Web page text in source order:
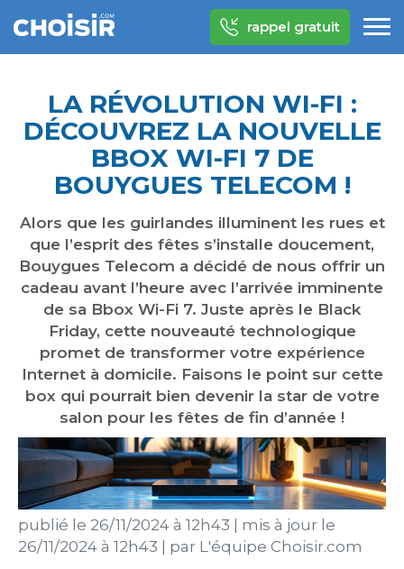
rappel gratuit
LA RÉVOLUTION WI-FI :
DÉCOUVREZ LA NOUVELLE
BBOX WI-FI 7 DE
BOUYGUES TELECOM !
Alors que les guirlandes illuminent les rues et
que l’esprit des fêtes s’installe doucement,
Bouygues Telecom a décidé de nous offrir un
cadeau avant l’heure avec l’arrivée imminente
de sa Bbox Wi-Fi 7. Juste après le Black
Friday, cette nouveauté technologique
promet de transformer votre expérience
Internet à domicile. Faisons le point sur cette
box qui pourrait bien devenir la star de votre
salon pour les fêtes de fin d’année !
publié le 26/11/2024 à 12h43
mis à jour le
26/11/2024 à 12h43
par L'équipe Choisir.com